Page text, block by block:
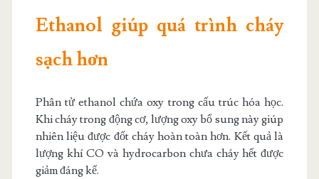
Ethanol giúp quá trình cháy
sạch hơn
Phân tử ethanol chứa oxy trong cấu trúc hóa học.
Khi cháy trong động cơ, lượng oxy bổ sung này giúp
nhiên liệu được đốt cháy hoàn toàn hơn. Kết quả là
lượng khí CO và hydrocarbon chưa cháy hết được
giảm đáng kể.